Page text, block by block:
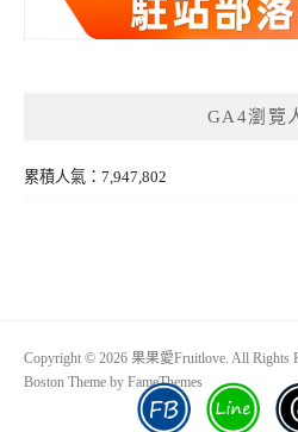
GA4瀏覽
累積人氣：7,947,802
Copyright © 2026 果果愛Fruitlove. All Rights
Boston Theme by FameThemes